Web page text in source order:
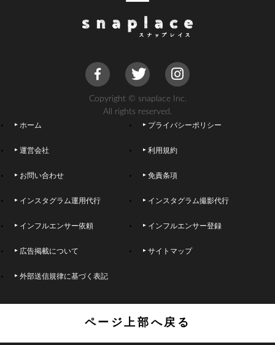
Copyright © snaplace Inc.
All rights reserved.
ホーム プライバシーポリシー
運営会社 利用規約
お問い合わせ 免責条項
インスタグラム運用代行 インスタグラム撮影代行
インフルエンサー依頼 インフルエンサー登録
広告掲載について サイトマップ
外部送信規律に基づく表記
ページ上部へ戻る